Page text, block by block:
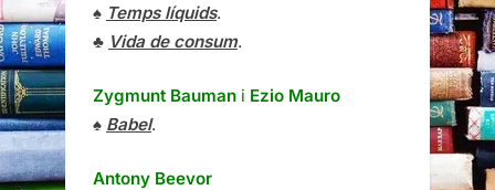
♠ Temps líquids.
♣ Vida de consum.
Zygmunt Bauman i Ezio Mauro
♠ Babel.
Antony Beevor